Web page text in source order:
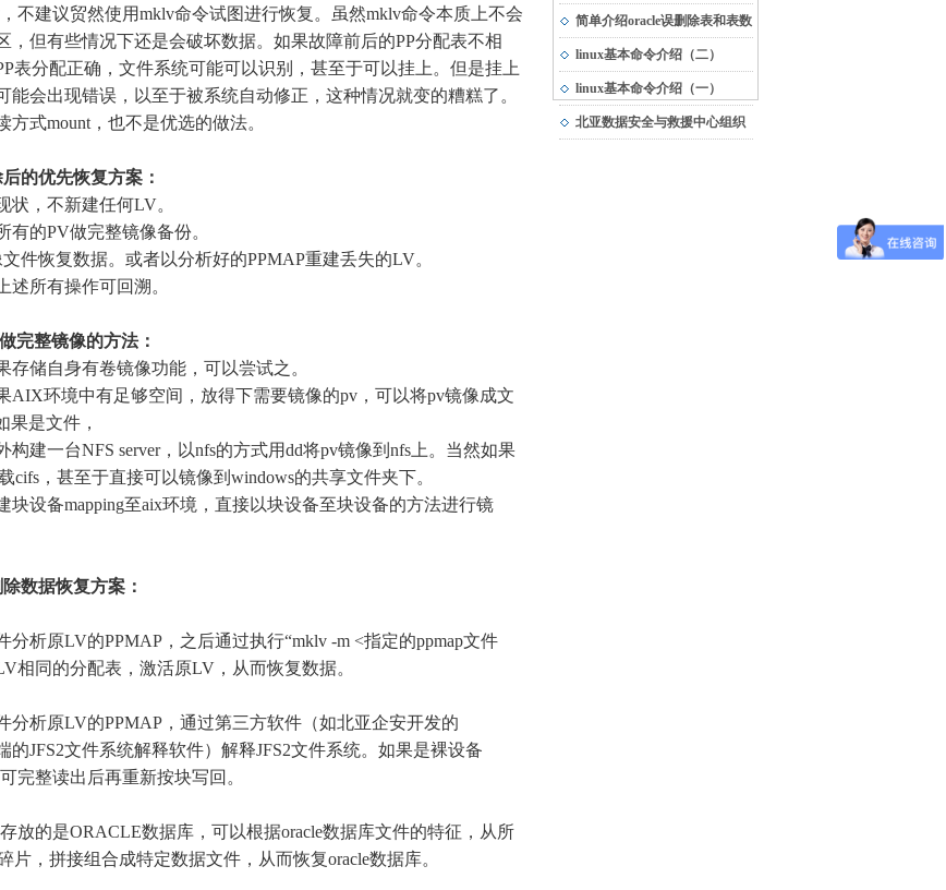
不建议贸然使用mklv命令试图进行恢复。虽然mklv命令本质上不会
，但有些情况下还是会破坏数据。如果故障前后的PP分配表不相
表分配正确，文件系统可能可以识别，甚至于可以挂上。但是挂上
能会出现错误，以至于被系统自动修正，这种情况就变的糟糕了。
方式mount，也不是优选的做法。
的优先恢复方案：
状，不新建任何LV。
有的PV做完整镜像备份。
件恢复数据。或者以分析好的PPMAP重建丢失的LV。
述所有操作可回溯。
完整镜像的方法：
存储自身有卷镜像功能，可以尝试之。
AIX环境中有足够空间，放得下需要镜像的pv，可以将pv镜像成文
果是文件，
构建一台NFS server，以nfs的方式用dd将pv镜像到nfs上。当然如果
cifs，甚至于直接可以镜像到windows的共享文件夹下。
块设备mapping至aix环境，直接以块设备至块设备的方法进行镜
数据恢复方案：
分析原LV的PPMAP，之后通过执行“mklv -m <指定的ppmap文件
相同的分配表，激活原LV，从而恢复数据。
分析原LV的PPMAP，通过第三方软件（如北亚企安开发的
的JFS2文件系统解释软件）解释JFS2文件系统。如果是裸设备
完整读出后再重新按块写回。
放的是ORACLE数据库，可以根据oracle数据库文件的特征，从所
片，拼接组合成特定数据文件，从而恢复oracle数据库。
简单介绍oracle误删除表和表数
据的恢复方法
linux基本命令介绍（二）
linux基本命令介绍（一）
北亚数据安全与救援中心组织